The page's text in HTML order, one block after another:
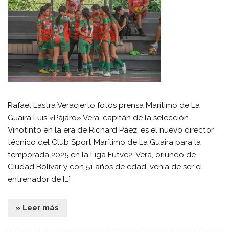
Rafael Lastra Veracierto fotos prensa Marítimo de La
Guaira Luis «Pájaro» Vera, capitán de la selección
Vinotinto en la era de Richard Páez, es el nuevo director
técnico del Club Sport Marítimo de La Guaira para la
temporada 2025 en la Liga Futve2. Vera, oriundo de
Ciudad Bolívar y con 51 años de edad, venía de ser el
entrenador de […]
» Leer más